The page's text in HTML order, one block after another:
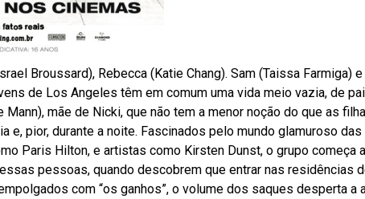
Broussard), Rebecca (Katie Chang). Sam (Taissa Farmiga)
de Los Angeles têm em comum uma vida meio vazia, de
mãe de Nicki, que não tem a menor noção do que as
e, pior, durante a noite. Fascinados pelo mundo glamuroso das
Paris Hilton, e artistas como Kirsten Dunst, o grupo começa
pessoas, quando descobrem que entrar nas residências
com “os ganhos”, o volume dos saques desperta a